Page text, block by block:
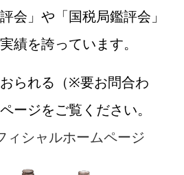
会」や「国税局鑑評会」
績を誇っています。
られる（※要お問合わ
ージをご覧ください。
ィシャルホームページ